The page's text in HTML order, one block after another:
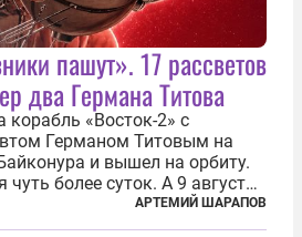
пашут». 17 рассветов
два Германа Титова
корабль «Восток-2» с
Германом Титовым на
и вышел на орбиту.
более суток. А 9 августа
получил звезду Героя
орден Ленина. Миссия Титова
АРТЕМИЙ ШАРАПОВ